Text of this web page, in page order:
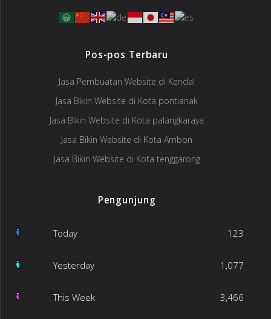
Pos-pos Terbaru
Jasa Pembuatan Website di Kendal
Jasa Bikin Website di Kota pontianak
Jasa Bikin Website di Kota palangkaraya
Jasa Bikin Website di Kota Ambon
Jasa Bikin Website di Kota tenggarong
Pengunjung
Today 123
Yesterday 1,077
This Week 3,466